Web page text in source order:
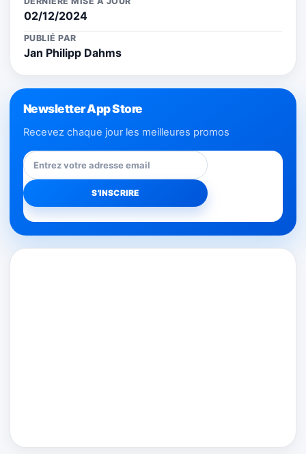
02/12/2024
PUBLIÉ PAR
Jan Philipp Dahms
Newsletter App Store
Recevez chaque jour les meilleures promos